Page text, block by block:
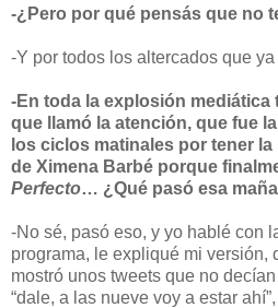
-¿Pero por qué pensás que no
-Y por todos los altercados que
-En toda la explosión
que llamó la atención, que fue
los ciclos matinales por tener
de Ximena Barbé porque
Perfecto… ¿Qué pasó esa
-No sé, pasó eso, y yo hablé con
programa, le expliqué mi versión,
mostró unos tweets que no
“dale, a las nueve voy a estar